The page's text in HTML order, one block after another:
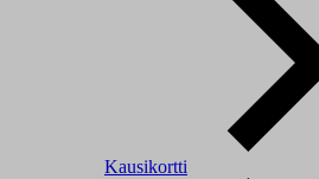
Kausikortti